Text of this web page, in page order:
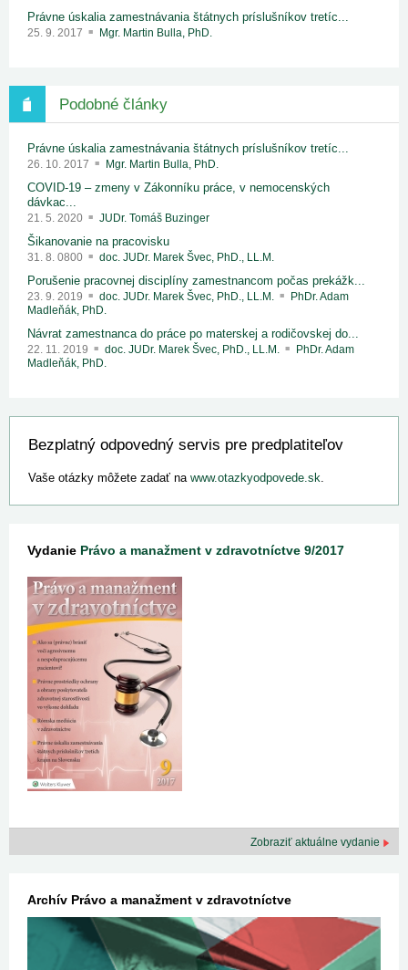
Právne úskalia zamestnávania štátnych príslušníkov tretíc...
25. 9. 2017 Mgr. Martin Bulla, PhD.
Podobné články
Právne úskalia zamestnávania štátnych príslušníkov tretíc...
26. 10. 2017 Mgr. Martin Bulla, PhD.
COVID-19 – zmeny v Zákonníku práce, v nemocenských
dávkac...
21. 5. 2020 JUDr. Tomáš Buzinger
Šikanovanie na pracovisku
31. 8. 0800 doc. JUDr. Marek Švec, PhD., LL.M.
Porušenie pracovnej disciplíny zamestnancom počas prekážk...
23. 9. 2019 doc. JUDr. Marek Švec, PhD., LL.M.
PhDr. Adam
Madleňák, PhD.
Návrat zamestnanca do práce po materskej a rodičovskej do...
22. 11. 2019 doc. JUDr. Marek Švec, PhD., LL.M.
PhDr. Adam
Madleňák, PhD.
Bezplatný odpovedný servis pre predplatiteľov
Vaše otázky môžete zadať na www.otazkyodpovede.sk
Vydanie Právo a manažment v zdravotníctve 9/2017
Zobraziť aktuálne vydanie
Archív Právo a manažment v zdravotníctve